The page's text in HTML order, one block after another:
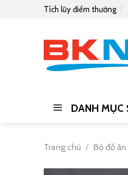
Tích lũy điểm thưởng
DANH MỤC
Trang chủ / Bộ đồ